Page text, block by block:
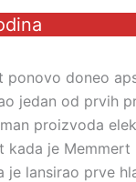
ponovo doneo
jedan od prvih
proizvoda
kada je
lansirao prve